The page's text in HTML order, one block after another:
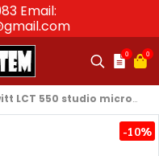
Email:
0 0
LCT 550 studio microphone
-10%